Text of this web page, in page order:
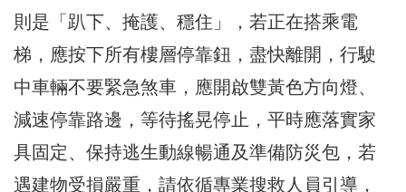
則是「趴下、掩護、穩住」，若正在搭乘電
梯，應按下所有樓層停靠鈕，盡快離開，行駛
中車輛不要緊急煞車，應開啟雙黃色方向燈、
減速停靠路邊，等待搖晃停止，平時應落實家
具固定、保持逃生動線暢通及準備防災包，若
遇建物受損嚴重，請依循專業搜救人員引導，